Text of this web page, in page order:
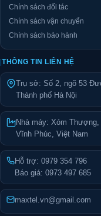
Chính sách đối tác
Chính sách vận chuyển
Chính sách bảo hành
|THÔNG TIN LIÊN HỆ
Trụ sở: Số 2, ngõ 53
Thành phố Hà Nội
Nhà máy: Xóm
Vĩnh Phúc, Việt Nam
Hỗ trợ: 0979 354 796
Báo giá: 0973 497 685
maxtel.vn@gmail.com